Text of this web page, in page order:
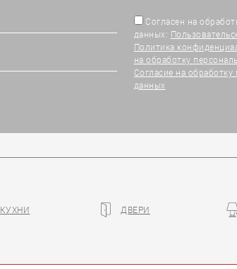
Согласен на
данных:
Политика
на обработку
Согласие на обработку
данных
КУХНИ ДВЕРИ